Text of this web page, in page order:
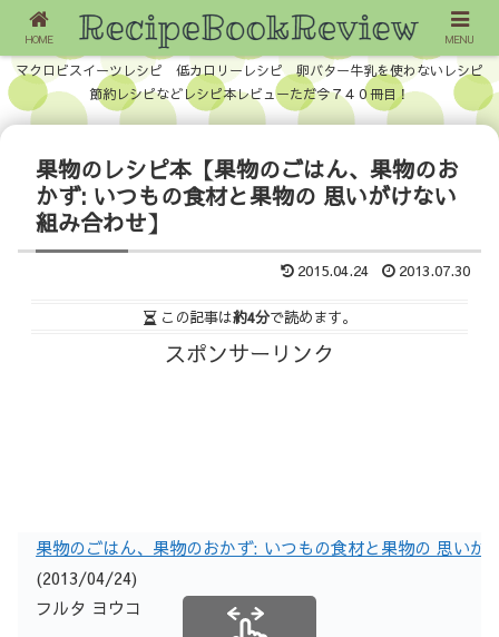
マクロビスイーツレシピ 低カロリーレシピ 卵バター牛乳を使わないレシピ
節約レシピなどレシピ本レビューただ今７４０冊目！
果物のレシピ本【果物のごはん、果物のお
かず: いつもの食材と果物の 思いがけない
組み合わせ】
2015.04.24 2013.07.30
この記事は約4分で読めます。
スポンサーリンク
果物のごはん、果物のおかず: いつもの食材と果物の 思いが
(2013/04/24)
フルタ ヨウコ
HOME MENU